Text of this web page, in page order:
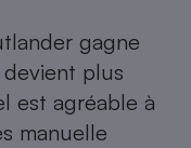
gagne
plus
est agréable à
manuelle